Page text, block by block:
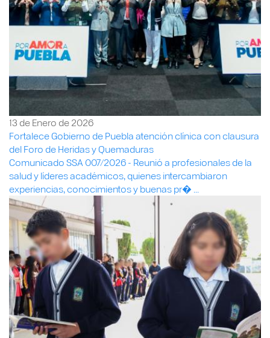
13 de Enero de 2026
Fortalece Gobierno de Puebla atención clínica con clausura
del Foro de Heridas y Quemaduras
Comunicado SSA 007/2026 - Reunió a profesionales de la
salud y líderes académicos, quienes intercambiaron
experiencias, conocimientos y buenas pr� ...